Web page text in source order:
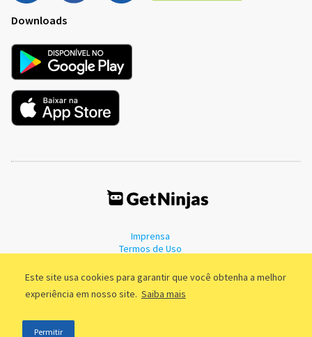
Este site usa cookies para garantir que você obtenha a melhor
experiência em nosso site. Saiba mais
Permitir
Downloads
Imprensa
Termos de Uso
©2011 - 2026, GetNinjas LTDA. CNPJ 55.744.877/0001-89 - Rua Dr.
Fernandes Coelho, 85 - 3º andar - São Paulo/SP - Brasil